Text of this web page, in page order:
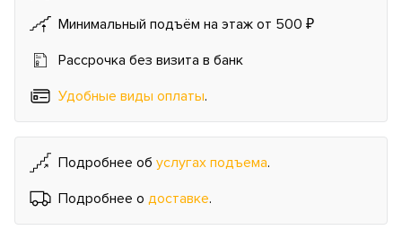
Минимальный подъём на этаж от 500 ₽
Рассрочка без визита в банк
Удобные виды оплаты.
Подробнее об услугах подъема.
Подробнее о доставке.